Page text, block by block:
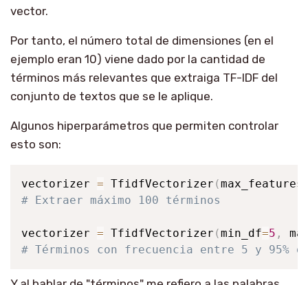
vector.
Por tanto, el número total de dimensiones (en el
ejemplo eran 10) viene dado por la cantidad de
términos más relevantes que extraiga TF-IDF del
conjunto de textos que se le aplique.
Algunos hiperparámetros que permiten controlar
esto son:
vectorizer = TfidfVectorizer (max_features
# Extraer máximo 100 términos
vectorizer = TfidfVectorizer (min_df=5 ,
# Términos con frecuencia entre 5 y 95%